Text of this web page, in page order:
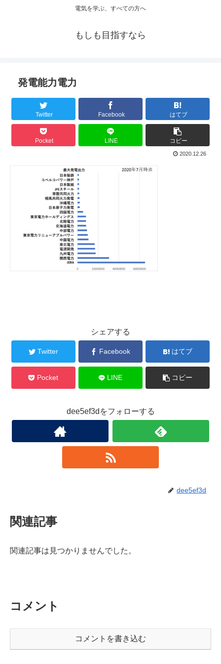
電気を学ぶ、すべての方へ
もしも目指すなら
発電能力電力
Twitter Facebook はてブ
Pocket LINE コピー
2020.12.26
シェアする
Twitter Facebook はてブ
Pocket LINE コピー
dee5ef3dをフォローする
dee5ef3d
関連記事
関連記事は見つかりませんでした。
コメント
コメントを書き込む